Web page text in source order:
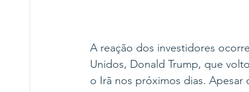
A reação dos investidores
Unidos, Donald Trump, que
o Irã nos próximos dias.